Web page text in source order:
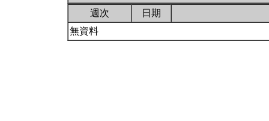
週次
日期
無資料